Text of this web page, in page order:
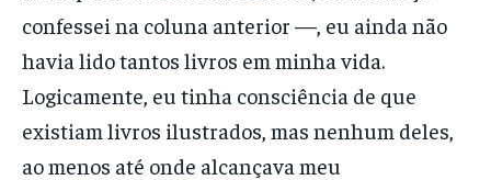
confessei na coluna anterior —, eu ainda não
havia lido tantos livros em minha vida.
Logicamente, eu tinha consciência de que
existiam livros ilustrados, mas nenhum deles,
ao menos até onde alcançava meu